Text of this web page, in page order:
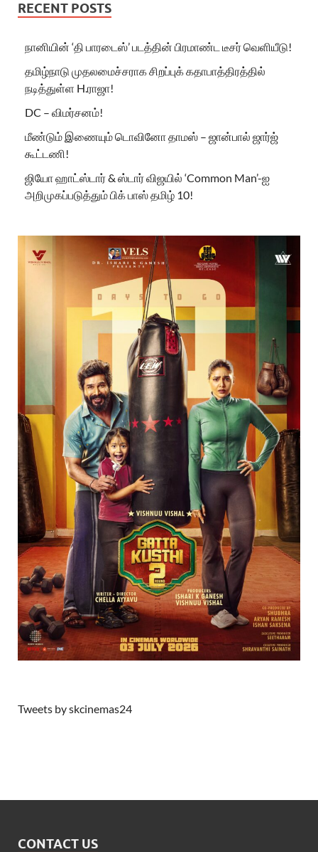
RECENT POSTS
நானியின் ‘தி பாரடைஸ்’ படத்தின் பிரமாண்ட டீசர் வெளியீடு!
தமிழ்நாடு முதலமைச்சராக சிறப்புக் கதாபாத்திரத்தில்
நடித்துள்ள H.ராஜா!
DC – விமர்சனம்!
மீண்டும் இணையும் டொவினோ தாமஸ் – ஜான்பால் ஜார்ஜ்
கூட்டணி!
ஜியோ ஹாட்ஸ்டார் & ஸ்டார் விஜயில் ‘Common Man’-ஐ
அறிமுகப்படுத்தும் பிக் பாஸ் தமிழ் 10!
Tweets by skcinemas24
CONTACT US